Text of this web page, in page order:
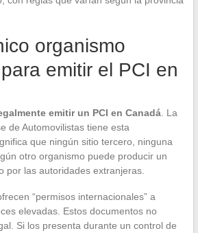
organismo
emitir el PCI en
emitir un PCI en Canadá. La
de Automovilistas tiene esta
que ningún sitio tercero, ninguna
otro organismo puede producir un
por las autoridades extranjeras.
“permisos internacionales” a
elevadas. Estos documentos no
Si los presenta durante un control de